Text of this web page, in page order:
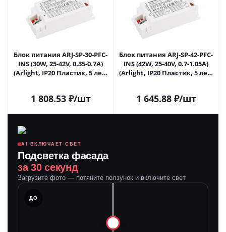
Блок питания ARJ-SP-30-PFC-
INS (30W, 25-42V, 0.35-0.7A)
(Arlight, IP20 Пластик, 5 лет)
1 808.53₽/шт
Блок питания ARJ-SP-42-PFC-
INS (42W, 25-40V, 0.7-1.05A)
(Arlight, IP20 Пластик, 5 лет)
1 645.88₽/шт
AI ВКЛЮЧАЕТ СВЕТ
Подсветка фасада
за 30 секунд
Загрузите фото — потяните ползунок и включите свет
ДО